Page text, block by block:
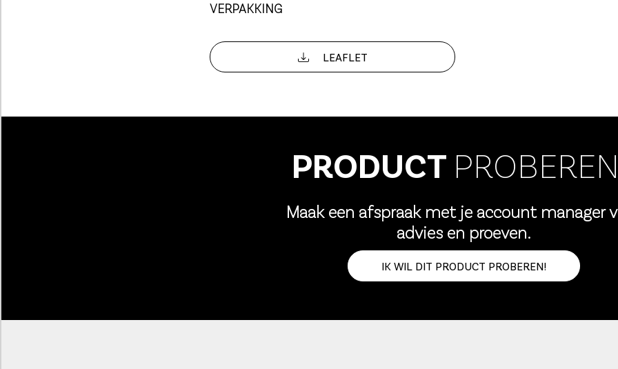
VERPAKKING
LEAFLET
PRODUCT
Maak een afspraak met je account manager
advies en proeven.
IK WIL DIT PRODUCT PROBEREN!